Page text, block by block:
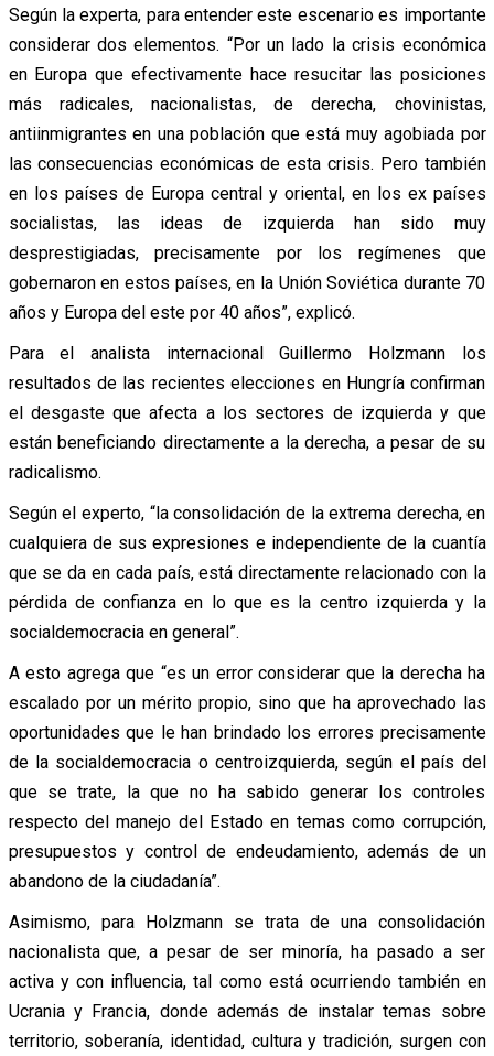
Según la experta, para entender este escenario es importante
considerar dos elementos. “Por un lado la crisis económica
en Europa que efectivamente hace resucitar las posiciones
más radicales, nacionalistas, de derecha, chovinistas,
antiinmigrantes en una población que está muy agobiada por
las consecuencias económicas de esta crisis. Pero también
en los países de Europa central y oriental, en los ex países
socialistas, las ideas de izquierda han sido muy
desprestigiadas, precisamente por los regímenes que
gobernaron en estos países, en la Unión Soviética durante 70
años y Europa del este por 40 años”, explicó.
Para el analista internacional Guillermo Holzmann los
resultados de las recientes elecciones en Hungría confirman
el desgaste que afecta a los sectores de izquierda y que
están beneficiando directamente a la derecha, a pesar de su
radicalismo.
Según el experto, “la consolidación de la extrema derecha, en
cualquiera de sus expresiones e independiente de la cuantía
que se da en cada país, está directamente relacionado con la
pérdida de confianza en lo que es la centro izquierda y la
socialdemocracia en general”.
A esto agrega que “es un error considerar que la derecha ha
escalado por un mérito propio, sino que ha aprovechado las
oportunidades que le han brindado los errores precisamente
de la socialdemocracia o centroizquierda, según el país del
que se trate, la que no ha sabido generar los controles
respecto del manejo del Estado en temas como corrupción,
presupuestos y control de endeudamiento, además de un
abandono de la ciudadanía”.
Asimismo, para Holzmann se trata de una consolidación
nacionalista que, a pesar de ser minoría, ha pasado a ser
activa y con influencia, tal como está ocurriendo también en
Ucrania y Francia, donde además de instalar temas sobre
territorio, soberanía, identidad, cultura y tradición, surgen con